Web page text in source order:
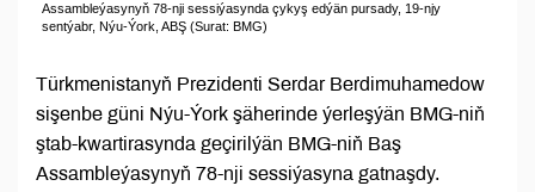
Assambleýasynyň 78-nji sessiýasynda çykyş edýän pursady, 19-njy
sentýabr, Nýu-Ýork, ABŞ (Surat: BMG)
Türkmenistanyň Prezidenti Serdar Berdimuhamedow
sişenbe güni Nýu-Ýork şäherinde ýerleşýän BMG-niň
ştab-kwartirasynda geçirilýän BMG-niň Baş
Assambleýasynyň 78-nji sessiýasyna gatnaşdy.